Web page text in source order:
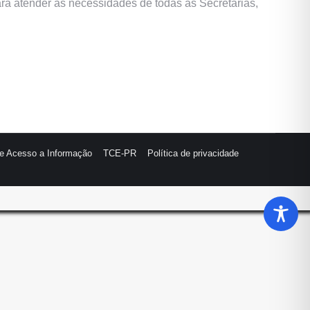
atender às necessidades de todas as Secretarias,
Acesso a Informação TCE-PR
Política de privacidade